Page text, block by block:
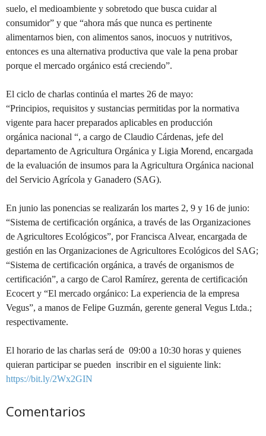
suelo, el medioambiente y sobretodo que busca cuidar al
consumidor” y que “ahora más que nunca es pertinente
alimentarnos bien, con alimentos sanos, inocuos y nutritivos,
entonces es una alternativa productiva que vale la pena probar
porque el mercado orgánico está creciendo”.
El ciclo de charlas continúa el martes 26 de mayo:
“Principios, requisitos y sustancias permitidas por la normativa
vigente para hacer preparados aplicables en producción
orgánica nacional “, a cargo de Claudio Cárdenas, jefe del
departamento de Agricultura Orgánica y Ligia Morend, encargada
de la evaluación de insumos para la Agricultura Orgánica nacional
del Servicio Agrícola y Ganadero (SAG).
En junio las ponencias se realizarán los martes 2, 9 y 16 de junio:
“Sistema de certificación orgánica, a través de las Organizaciones
de Agricultores Ecológicos”, por Francisca Alvear, encargada de
gestión en las Organizaciones de Agricultores Ecológicos del SAG;
“Sistema de certificación orgánica, a través de organismos de
certificación”, a cargo de Carol Ramírez, gerenta de certificación
Ecocert y “El mercado orgánico: La experiencia de la empresa
Vegus”, a manos de Felipe Guzmán, gerente general Vegus Ltda.;
respectivamente.
El horario de las charlas será de 09:00 a 10:30 horas y quienes
quieran participar se pueden inscribir en el siguiente link:
https://bit.ly/2Wx2GIN
Comentarios